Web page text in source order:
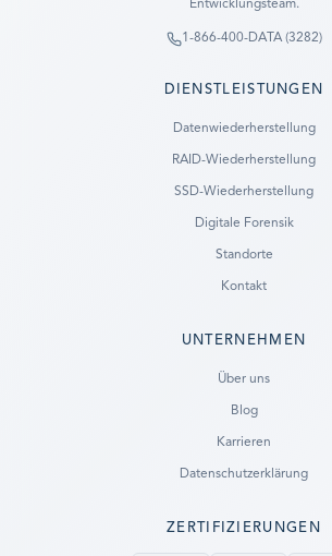
Entwicklungsteam.
1-866-400-DATA (3282)
DIENSTLEISTUNGEN
Datenwiederherstellung
RAID-Wiederherstellung
SSD-Wiederherstellung
Digitale Forensik
Standorte
Kontakt
UNTERNEHMEN
Über uns
Blog
Karrieren
Datenschutzerklärung
ZERTIFIZIERUNGEN